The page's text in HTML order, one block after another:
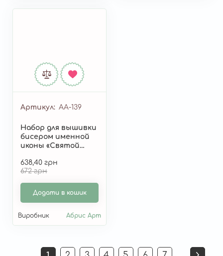
Артикул AA-139
Набор для вышивки
бисером именной
иконы «Святой
638,40 грн
672 грн
Додати в кошик
Виробник Абрис Арт
Розбивка